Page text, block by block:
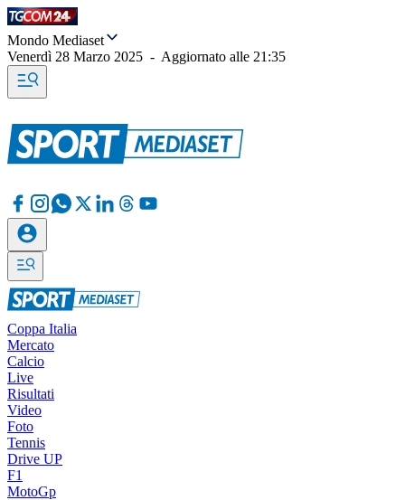
Mondo Mediaset
Venerdì 28 Marzo 2025 - Aggiornato alle 21:35
Coppa Italia
Mercato
Calcio
Live
Risultati
Video
Foto
Tennis
Drive UP
F1
MotoGp